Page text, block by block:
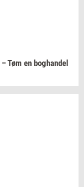
– Tøm en bog­han­del